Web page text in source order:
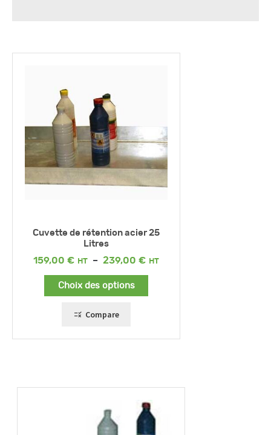
Cuvette de rétention acier 25
Litres
159,00 € – 239,00 €
Plage
Choix des options
Compare